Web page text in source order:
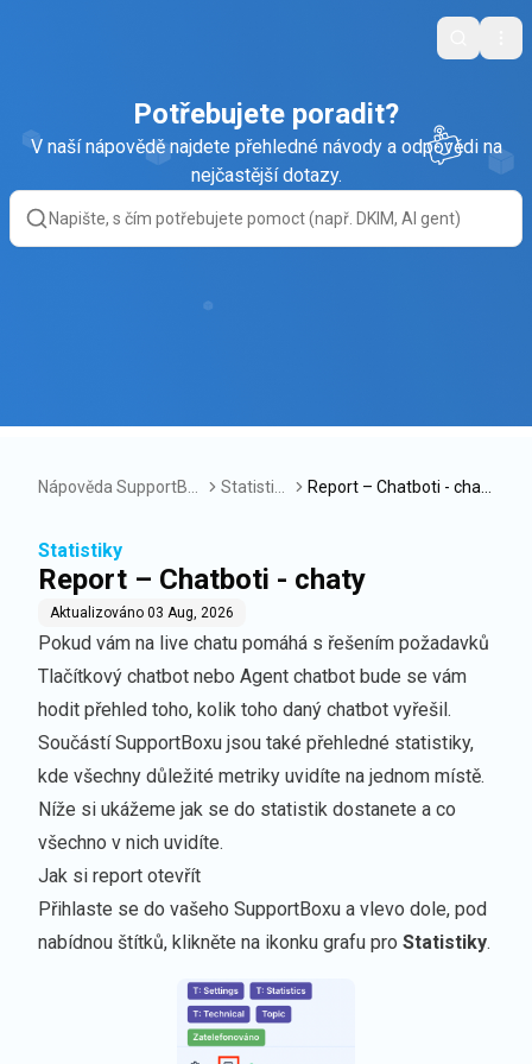
Search
Potřebujete poradit?
V naší nápovědě najdete přehledné návody a odpovědi na
nejčastější dotazy.
Nápověda SupportBo
Statistik
Report – Chatboti - chat
Statistiky
Report – Chatboti - chaty
Aktualizováno 03 Aug, 2026
Pokud vám na live chatu pomáhá s řešením požadavků
Tlačítkový chatbot nebo Agent chatbot bude se vám
hodit přehled toho, kolik toho daný chatbot vyřešil.
Součástí SupportBoxu jsou také přehledné statistiky,
kde všechny důležité metriky uvidíte na jednom místě.
Níže si ukážeme jak se do statistik dostanete a co
všechno v nich uvidíte.
Jak si report otevřít
Přihlaste se do vašeho SupportBoxu a vlevo dole, pod
nabídnou štítků, klikněte na ikonku grafu pro Statistiky.